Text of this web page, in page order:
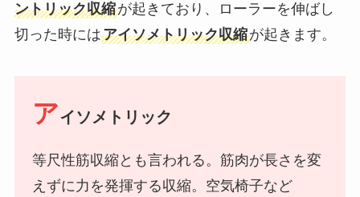
ントリック収縮が起きており、ローラーを伸ばし
切った時にはアイソメトリック収縮が起きます。
アイソメトリック
等尺性筋収縮とも言われる。筋肉が長さを変
えずに力を発揮する収縮。空気椅子など